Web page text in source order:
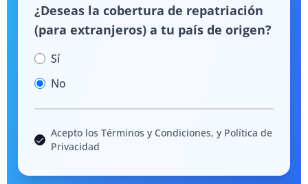
¿Deseas la cobertura de repatriación
(para extranjeros) a tu país de origen?
Sí
No
Acepto los Términos y Condiciones, y Política de
Privacidad